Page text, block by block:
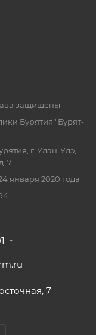
защищены
Бурятия "Бурят-
г. Улан-Удэ,
7
января 2020 года
7